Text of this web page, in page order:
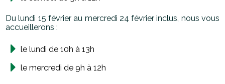
Du lundi 15 février au mercredi 24 février inclus, nous vous
accueillerons :
le lundi de 10h à 13h
le mercredi de 9h à 12h